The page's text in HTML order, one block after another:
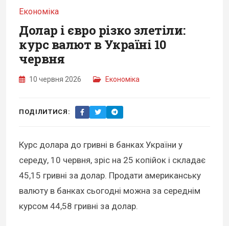
Економіка
Долар і євро різко злетіли:
курс валют в Україні 10
червня
10 червня 2026 Економіка
ПОДІЛИТИСЯ:
Курс долара до гривні в банках України у
середу, 10 червня, зріс на 25 копійок і складає
45,15 гривні за долар. Продати американську
валюту в банках сьогодні можна за середнім
курсом 44,58 гривні за долар.